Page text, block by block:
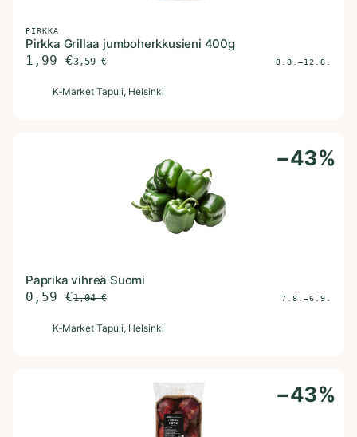
PIRKKA
Pirkka Grillaa jumboherkkusieni 400g
1,99 €3,59€ 8.8.–12.8.
K‑Market Tapuli, Helsinki
−43%
Paprika vihreä Suomi
0,59 €1,04€ 7.8.–6.9.
K‑Market Tapuli, Helsinki
−43%